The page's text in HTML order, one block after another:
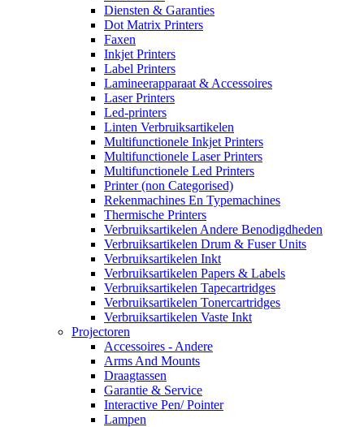
Diensten & Garanties
Dot Matrix Printers
Faxen
Inkjet Printers
Label Printers
Lamineerapparaat & Accessoires
Laser Printers
Led-printers
Linten Verbruiksartikelen
Multifunctionele Inkjet Printers
Multifunctionele Laser Printers
Multifunctionele Led Printers
Printer (non Categorised)
Rekenmachines En Typemachines
Thermische Printers
Verbruiksartikelen Andere Benodigdheden
Verbruiksartikelen Drum & Fuser Units
Verbruiksartikelen Inkt
Verbruiksartikelen Papers & Labels
Verbruiksartikelen Tapecartridges
Verbruiksartikelen Tonercartridges
Verbruiksartikelen Vaste Inkt
Projectoren
Accessoires - Andere
Arms And Mounts
Draagtassen
Garantie & Service
Interactive Pen/ Pointer
Lampen